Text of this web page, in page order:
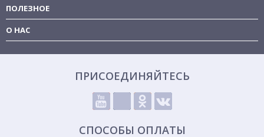
ПОЛЕЗНОЕ
О НАС
ПРИСОЕДИНЯЙТЕСЬ
СПОСОБЫ ОПЛАТЫ